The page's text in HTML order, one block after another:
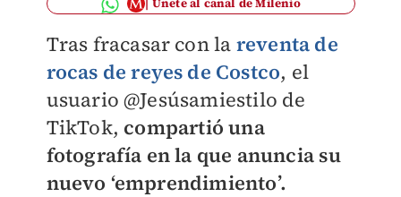
Únete al canal de Milenio
Tras fracasar con la reventa de
rocas de reyes de Costco, el
usuario @Jesúsamiestilo de
TikTok, compartió una
fotografía en la que anuncia su
nuevo ‘emprendimiento’.